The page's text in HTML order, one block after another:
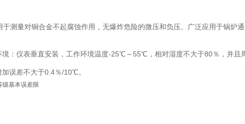
于测量对铜合金不起腐蚀作用，无爆炸危险的微压和负压。广泛应用于锅炉
：仪表垂直安装，工作环境温度-25℃～55℃，相对湿度不大于80％，并且
误差不大于0.4％/10℃。
级基本误差限